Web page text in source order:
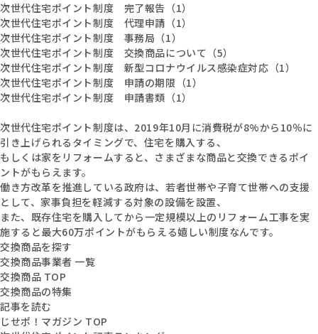
次世代住宅ポイント制度 完了報告（1）
次世代住宅ポイント制度 代理申請（1）
次世代住宅ポイント制度 事務局（1）
次世代住宅ポイント制度 交換商品について（5）
次世代住宅ポイント制度 新型コロナウイルス感染症対応（1）
次世代住宅ポイント制度 申請の期限（1）
次世代住宅ポイント制度 申請書類（1）
次世代住宅ポイント制度は、2019年10月に消費税が8%から10％に
引き上げられるタイミングで、住宅を購入する、
もしくは家をリフォームすると、さまざまな商品と交換できるポイ
ントがもらえます。
働き方改革を推進している政府は、若者世帯や子育て世帯への支援
として、家事負担を軽減する対象の設備を設置、
また、既存住宅を購入してから一定規模以上のリフォーム工事を実
施すると最大60万ポイントがもらえる嬉しい制度なんです。
交換商品を探す
交換商品事業者 一覧
交換商品 TOP
交換商品の特集
記事を読む
じせポ！マガジン TOP